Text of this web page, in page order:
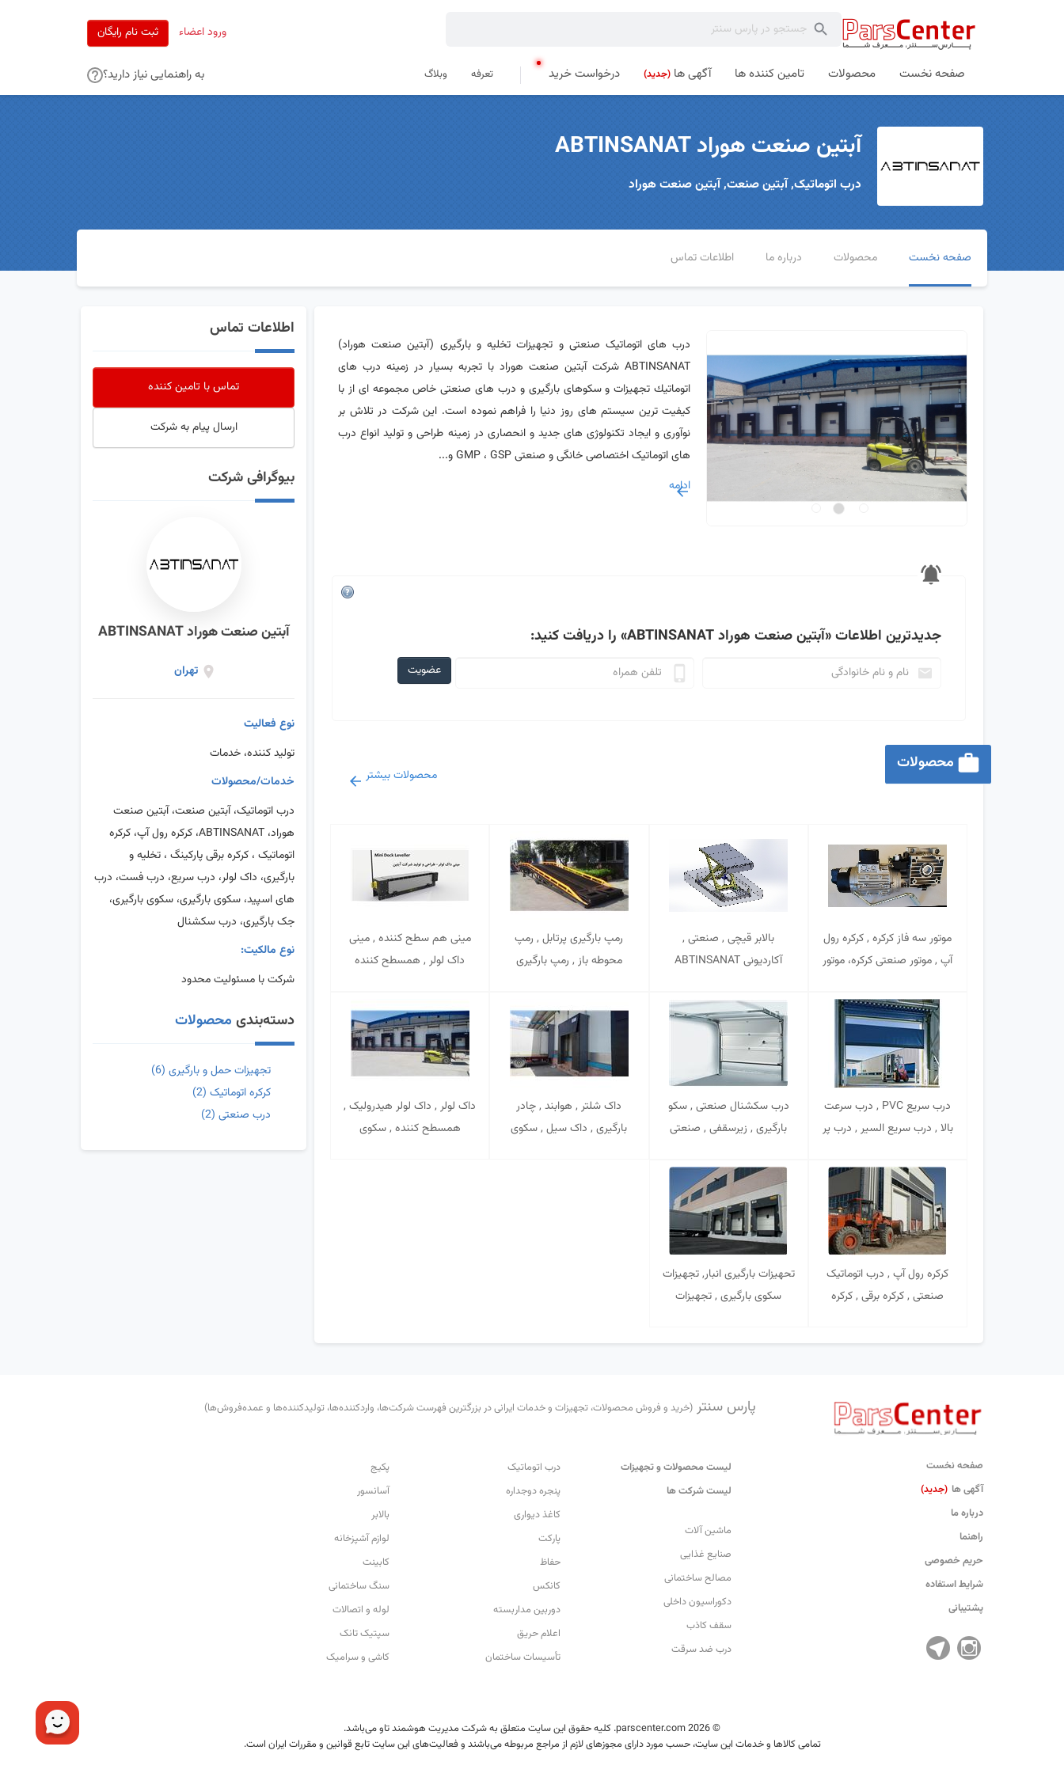
ورود اعضاء ثبت نام رایگان
صفحه نخست محصولات تامین کننده ها آگهی ها (جدید) درخواست خرید تعرفه وبلاگ به راهنمایی نیاز دارید؟
آبتین صنعت هوراد ABTINSANAT
درب اتوماتیک, آبتین صنعت, آبتین صنعت هوراد
صفحه نخست محصولات درباره ما اطلاعات تماس
درب های اتوماتیک صنعتی و تجهیزات تخلیه و بارگیری (آبتین صنعت هوراد)
ABTINSANAT شركت آبتین صنعت هوراد با تجربه بسیار در زمينه درب های
اتوماتيك تجهیزات و سکوهای بارگیری و درب های صنعتی خاص مجموعه ای از با
كيفيت ترين سيستم های روز دنيا را فراهم نموده است. این شركت در تلاش بر
نوآوری و ایجاد تكنولوژی های جديد و انحصاری در زمینه طراحی و تولید انواع درب
های اتوماتیک اختصاصی خانگی و صنعتی GMP ، GSP و...
ادامه
جدیدترین اطلاعات«آبتین صنعت هوراد ABTINSANAT» را دریافت کنید:
عضویت
محصولات
محصولات بیشتر
موتور سه فاز کرکره , کرکره رول
آپ , موتور صنعتی کرکره، موتور
رول آپ صنعتی ,
ABTINSANAT
بالابر قیچی , صنعتی ,
آکاردیونی ABTINSANAT
رمپ بارگیری پرتابل , رمپ
محوطه باز , رمپ بارگیری
همسطح کننده متحرک
ABTINSANAT
مینی هم سطح کننده , مینی
داک لولر , همسطح کننده
درب سریع PVC , درب سرعت
بالا , درب سریع السیر , درب پر
ABTINSANAT
درب سکشنال صنعتی , سکو
بارگیری , زیرسقفی , صنعتی
داک شلتر , هوابند , چادر
بارگیری , داک سیل , سکوی
داک لولر , داک لولر هیدرولیک ,
همسطح کننده , سکوی
کرکره رول آپ , درب اتوماتیک
صنعتی , کرکره برقی , کرکره
درب صنعتی کارخانه با موتور
تحهیزات بارگیری انبار, تجهیزات
سکوی بارگیری , تجهیزات
ABTINSANAT
اطلاعات تماس
تماس با تامین کننده
ارسال پیام به شرکت
بیوگرافی شرکت
آبتین صنعت هوراد ABTINSANAT
تهران
نوع فعالیت
تولید کننده، خدمات
خدمات/محصولات
درب اتوماتیک، آبتین صنعت، آبتین صنعت
هوراد، ABTINSANAT، کرکره رول آپ، کرکره
اتوماتیک ، کرکره برقی پارکینگ ، تخلیه و
بارگیری، داک لولر، درب سریع، درب فست، درب
های اسپید، سکوی بارگیری، سکوی بارگیری،
جک بارگیری، درب سکشنال
نوع مالکیت:
شرکت با مسئولیت محدود
دسته‌بندی محصولات
تجهیزات حمل و بارگیری (6)
کرکره اتوماتیک (2)
درب صنعتی (2)
صفحه نخست
آگهی ها (جدید)
درباره ما
راهنما
حریم خصوصی
شرایط استفاده
پشتیبانی
پارس سنتر(خرید و فروش محصولات، تجهیزات و خدمات ایرانی در بزرگترین فهرست شرکت‌ها، واردکننده‌ها، تولید‌کننده‌ها و عمده‌فروش‌ها)
لیست محصولات و تجهیزات
لیست شرکت ها
ماشین آلات
صنایع غذایی
مصالح ساختمانی
دکوراسیون داخلی
سقف کاذب
درب ضد سرقت
درب اتوماتیک
پنجره دوجداره
کاغذ دیواری
پارکت
حفاظ
کانکس
دوربین مداربسته
اعلام حریق
تأسیسات ساختمان
پکیج
آسانسور
بالابر
لوازم آشپزخانه
کابینت
سنگ ساختمانی
لوله و اتصالات
سپتیک تانک
کاشی و سرامیک
© 2026 parscenter.com. کلیه حقوق این سایت متعلق به شرکت مدیریت هوشمند تاو می‌باشد.
تمامی کالاها و خدمات این سایت، حسب مورد دارای مجوزهای لازم از مراجع مربوطه می‌باشند و فعالیت‌های این سایت تابع قوانین و مقررات ایران است.